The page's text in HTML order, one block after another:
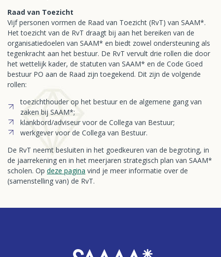
Raad van Toezicht
Vijf personen vormen de Raad van Toezicht (RvT) van SAAM*.
Het toezicht van de RvT draagt bij aan het bereiken van de
organisatiedoelen van SAAM* en biedt zowel ondersteuning als
tegenkracht aan het bestuur. De RvT vervult drie rollen die door
het wettelijk kader, de statuten van SAAM* en de Code Goed
bestuur PO aan de Raad zijn toegekend. Dit zijn de volgende
rollen:
toezichthouder op het bestuur en de algemene gang van
zaken bij SAAM*;
klankbord/adviseur voor de Collega van Bestuur;
werkgever voor de Collega van Bestuur.
De RvT neemt besluiten in het goedkeuren van de begroting, in
de jaarrekening en in het meerjaren strategisch plan van SAAM*
scholen. Op deze pagina vind je meer informatie over de
(samenstelling van) de RvT.